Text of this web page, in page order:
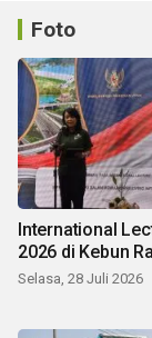
Foto
International
2026 di Kebun
Selasa, 28 Juli 2026